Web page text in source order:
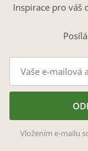
Inspirace pro váš
Vložením e-mailu